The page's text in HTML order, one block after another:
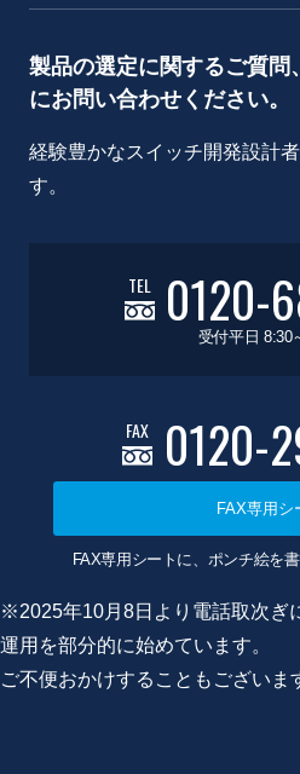
製品の選定に関するご質問
にお問い合わせください。
経験豊かなスイッチ開発設計
す。
TEL 0120-
受付平日 8:30
FAX 0120-
FAX専用シ
FAX専用シートに、ポンチ絵を
※2025年10月8日より電話取次ぎ
運用を部分的に始めています。
ご不便おかけすることもございま